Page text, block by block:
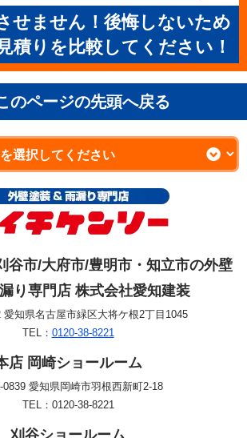
せません！後悔しないため
積りを比較してください！
のページの先頭へ戻る
谷市/大府市/豊明市・知立市の外壁
り専門店 株式会社愛知建装
愛知県名古屋市緑区大将ケ根2丁目1045
TEL： 0120-38-8221
店 岡崎ショールーム
0839 愛知県岡崎市羽根西新町2-18
TEL：0120-38-8221
刈谷ショールーム